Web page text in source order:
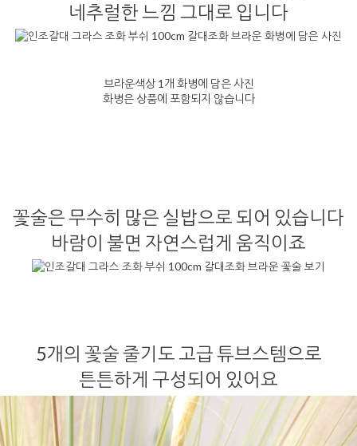
네추럴한 느낌 그대로 입니다
브라운색상 1개 화병에 담은 사진
화병은 상품에 포함되지 않습니다
꽃술은 무수히 많은 실밥으로 되어 있습니다
바람이 불면 자연스럽게 움직이죠
5개의 꽃술 줄기도 고급 튜브스템으로
튼튼하게 구성되어 있어요